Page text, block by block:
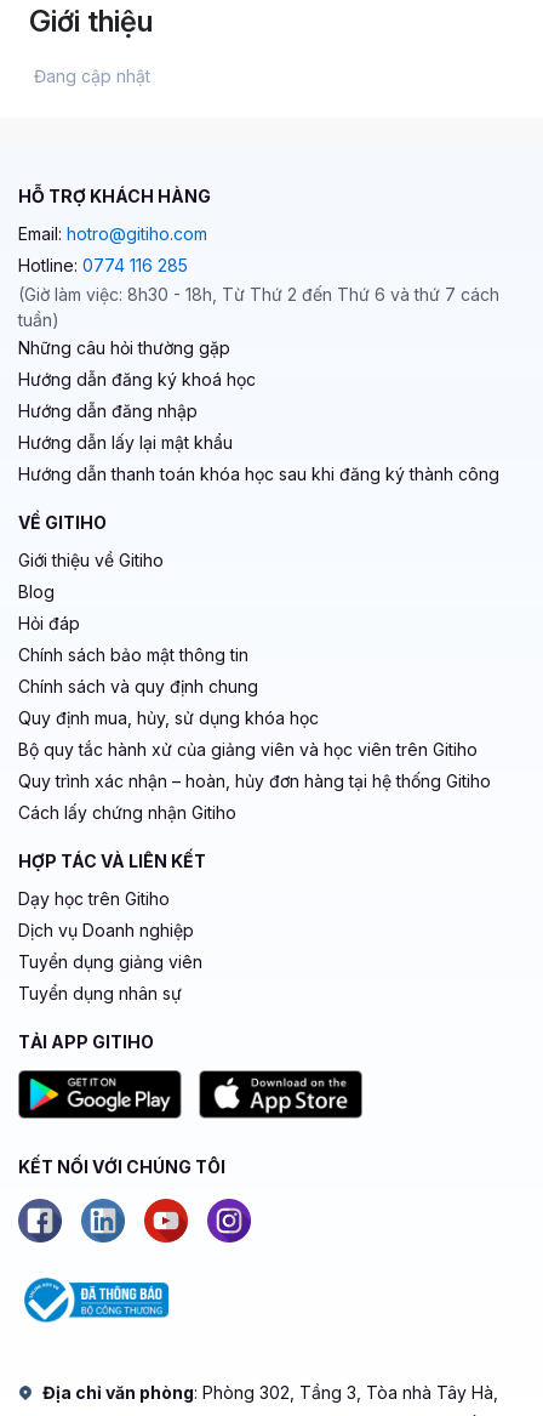
Giới thiệu
Đang cập nhật
HỖ TRỢ KHÁCH HÀNG
Email: hotro@gitiho.com
Hotline: 0774 116 285
(Giờ làm việc: 8h30 - 18h, Từ Thứ 2 đến Thứ 6 và thứ 7 cách
tuần)
Những câu hỏi thường gặp
Hướng dẫn đăng ký khoá học
Hướng dẫn đăng nhập
Hướng dẫn lấy lại mật khẩu
Hướng dẫn thanh toán khóa học sau khi đăng ký thành công
VỀ GITIHO
Giới thiệu về Gitiho
Blog
Hỏi đáp
Chính sách bảo mật thông tin
Chính sách và quy định chung
Quy định mua, hủy, sử dụng khóa học
Bộ quy tắc hành xử của giảng viên và học viên trên Gitiho
Quy trình xác nhận – hoàn, hủy đơn hàng tại hệ thống Gitiho
Cách lấy chứng nhận Gitiho
HỢP TÁC VÀ LIÊN KẾT
Dạy học trên Gitiho
Dịch vụ Doanh nghiệp
Tuyển dụng giảng viên
Tuyển dụng nhân sự
TẢI APP GITIHO
KẾT NỐI VỚI CHÚNG TÔI
Địa chỉ văn phòng: Phòng 302, Tầng 3, Tòa nhà Tây Hà,